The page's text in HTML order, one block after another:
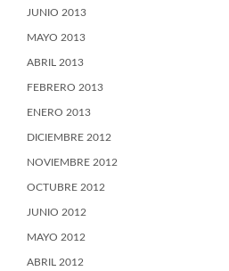
JUNIO 2013
MAYO 2013
ABRIL 2013
FEBRERO 2013
ENERO 2013
DICIEMBRE 2012
NOVIEMBRE 2012
OCTUBRE 2012
JUNIO 2012
MAYO 2012
ABRIL 2012